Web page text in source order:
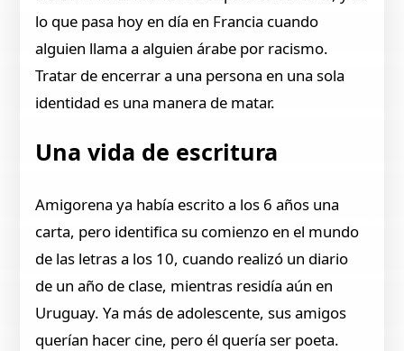
lo que pasa hoy en día en Francia cuando
alguien llama a alguien árabe por racismo.
Tratar de encerrar a una persona en una sola
identidad es una manera de matar.
Una vida de escritura
Amigorena ya había escrito a los 6 años una
carta, pero identifica su comienzo en el mundo
de las letras a los 10, cuando realizó un diario
de un año de clase, mientras residía aún en
Uruguay. Ya más de adolescente, sus amigos
querían hacer cine, pero él quería ser poeta.